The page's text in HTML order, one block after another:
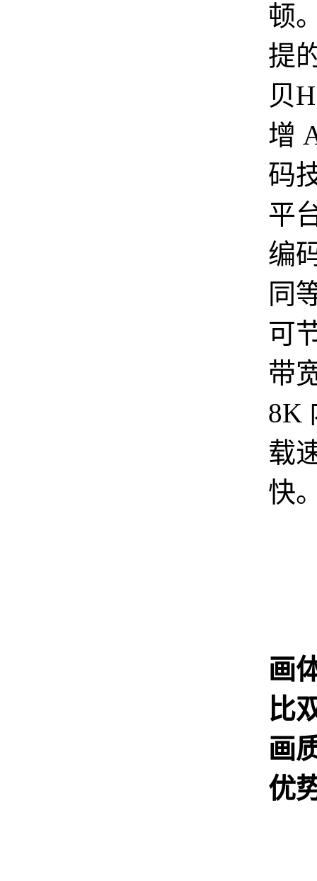
顿
提
贝
增
码
平
编
同
可
带
8K
载
快
画
比
画
优